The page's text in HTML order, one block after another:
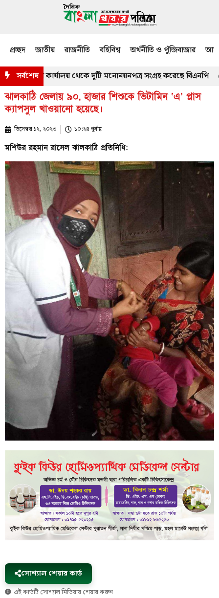
প্রচ্ছদ জাতীয় রাজনীতি বহিবিশ্ব অর্থনীতি ও পুঁজিবাজার
সর্বশেষ
কর্মকর্তার কার্যালয় থেকে দুটি মনোনয়নপত্র সংগ্রহ করেছে বিএনপি
ঝালকাঠি জেলায় ৯০, হাজার শিশুকে ভিটামিন ‘এ’ প্লাস
ক্যাপসুল খাওয়ানো হয়েছে।
ডিসেম্বর ১২, ২০২৩ ১০:২৪ পূর্বাহ্ণ
মশিউর রহমান রাসেল ঝালকাঠি প্রতিনিধি:
সোশ্যাল শেয়ার কার্ড
এই কার্ডটি সোশ্যাল মিডিয়ায় শেয়ার করুন